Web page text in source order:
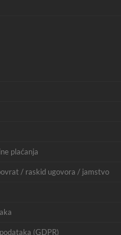
plaćanja
/ raskid ugovora / jamstvo
(GDPR)